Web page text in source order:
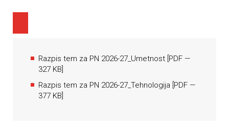
Razpis tem za PN 2026-27_Umetnost PDF —
327 KB]
Razpis tem za PN 2026-27_Tehnologija PDF —
377 KB]